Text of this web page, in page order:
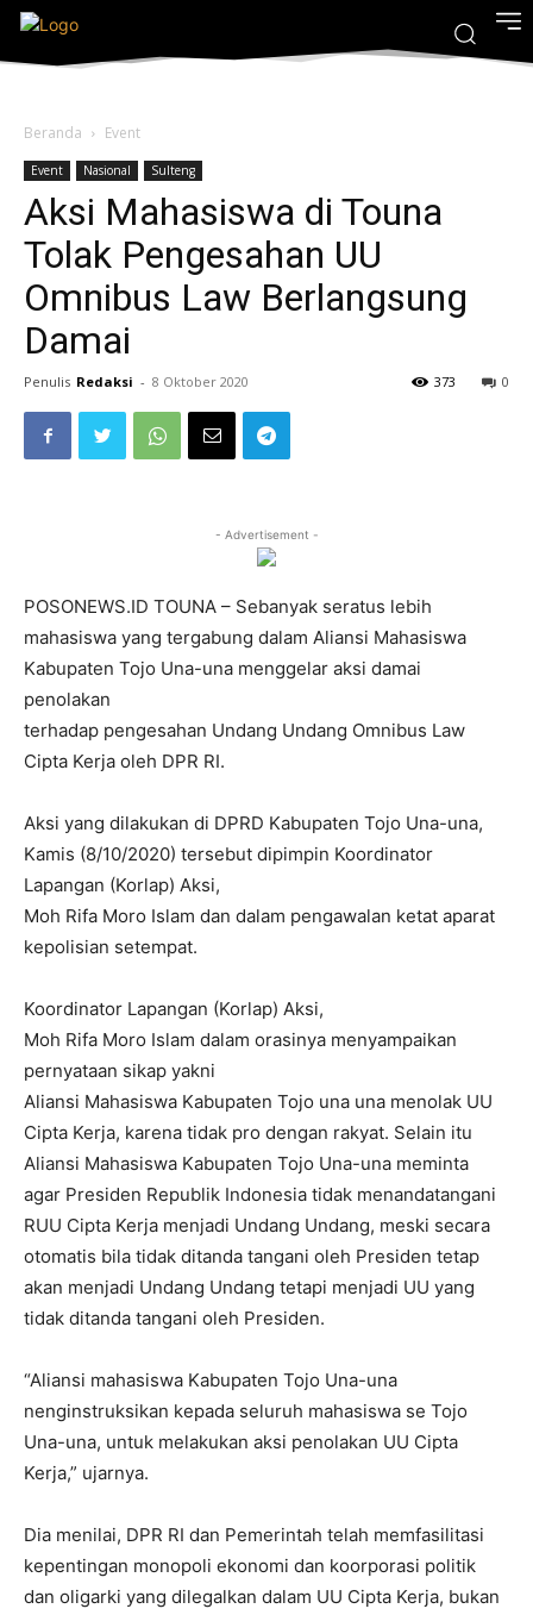
Beranda Event
Event Nasional Sulteng
Aksi Mahasiswa di Touna
Tolak Pengesahan UU
Omnibus Law Berlangsung
Damai
Penulis Redaksi - 8 Oktober 2020 0
373
- Advertisement -
POSONEWS.ID TOUNA – Sebanyak seratus lebih
mahasiswa yang tergabung dalam Aliansi Mahasiswa
Kabupaten Tojo Una-una menggelar aksi damai
penolakan
terhadap pengesahan Undang Undang Omnibus Law
Cipta Kerja oleh DPR RI.
Aksi yang dilakukan di DPRD Kabupaten Tojo Una-una,
Kamis (8/10/2020) tersebut dipimpin Koordinator
Lapangan (Korlap) Aksi,
Moh Rifa Moro Islam dan dalam pengawalan ketat aparat
kepolisian setempat.
Koordinator Lapangan (Korlap) Aksi,
Moh Rifa Moro Islam dalam orasinya menyampaikan
pernyataan sikap yakni
Aliansi Mahasiswa Kabupaten Tojo una una menolak UU
Cipta Kerja, karena tidak pro dengan rakyat. Selain itu
Aliansi Mahasiswa Kabupaten Tojo Una-una meminta
agar Presiden Republik Indonesia tidak menandatangani
RUU Cipta Kerja menjadi Undang Undang, meski secara
otomatis bila tidak ditanda tangani oleh Presiden tetap
akan menjadi Undang Undang tetapi menjadi UU yang
tidak ditanda tangani oleh Presiden.
“Aliansi mahasiswa Kabupaten Tojo Una-una
nenginstruksikan kepada seluruh mahasiswa se Tojo
Una-una, untuk melakukan aksi penolakan UU Cipta
Kerja,” ujarnya.
Dia menilai, DPR RI dan Pemerintah telah memfasilitasi
kepentingan monopoli ekonomi dan koorporasi politik
dan oligarki yang dilegalkan dalam UU Cipta Kerja, bukan